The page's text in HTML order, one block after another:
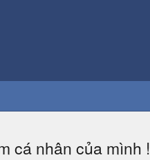
cá nhân của mình !